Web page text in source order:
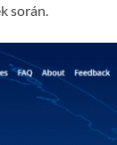
során.